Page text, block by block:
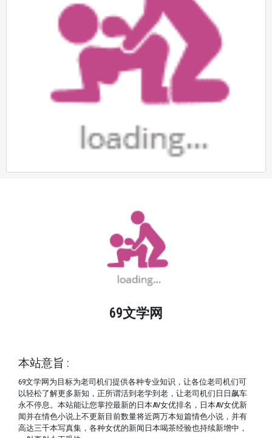
69文学网
本站意旨 :
69文学网为目标为老司机们提供各种专业知识，让各位老司机们可
以轻松了解更多新知，正所谓活到老学到老，让老司机们日日飙车
永不停息。本站能让您掌控最新的日本AV女优排名，日本AV女优新
闻并在情色小说上不更新目前数量将近两万本短篇情色小说，并有
高达三千本写真集，各种女优的新闻日本喝茶经验也持续新增中，